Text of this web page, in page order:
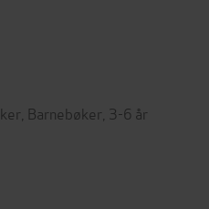
Barnebøker 3-6 år